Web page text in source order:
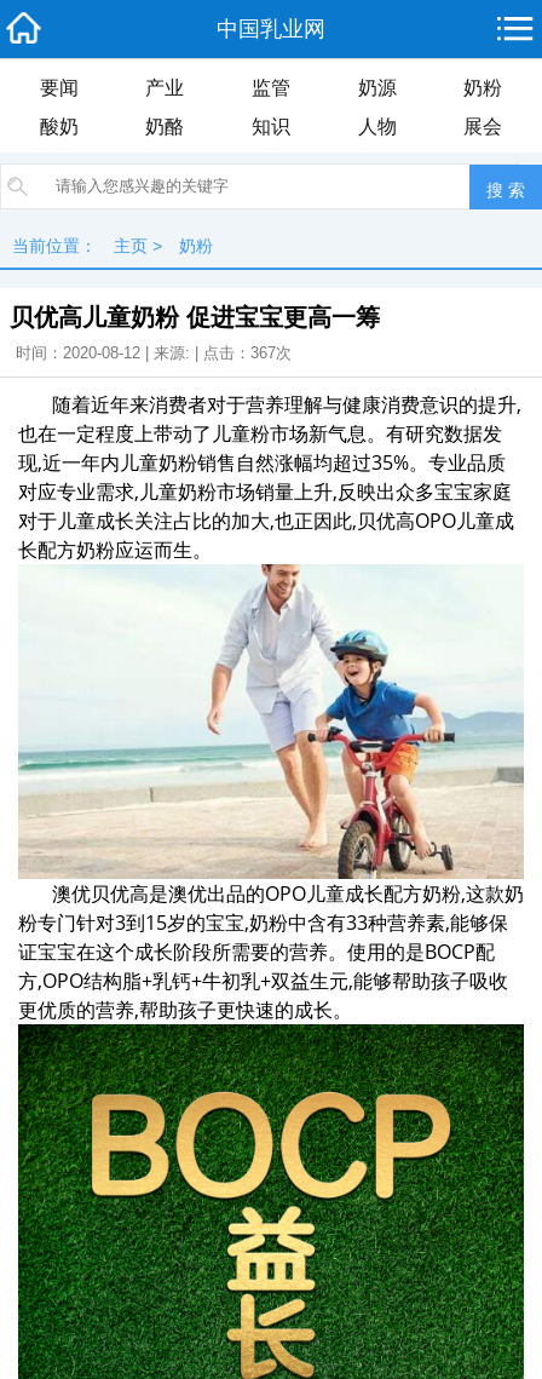
中国乳业网
要闻 产业 监管 奶源
奶粉
酸奶
奶酪 知识 人物 展会
当前位置： 主页 > 奶粉
贝优高儿童奶粉 促进宝宝更高一筹
时间：2020-08-12 | 来源: | 点击： 367次
随着近年来消费者对于营养理解与健康消费意识的提升,
也在一定程度上带动了儿童粉市场新气息。有研究数据发
现,近一年内儿童奶粉销售自然涨幅均超过35%。专业品质
对应专业需求,儿童奶粉市场销量上升,反映出众多宝宝家庭
对于儿童成长关注占比的加大,也正因此,贝优高OPO儿童成
长配方奶粉应运而生。
澳优贝优高是澳优出品的OPO儿童成长配方奶粉,这款奶
粉专门针对3到15岁的宝宝,奶粉中含有33种营养素,能够保
证宝宝在这个成长阶段所需要的营养。使用的是BOCP配
方,OPO结构脂+乳钙+牛初乳+双益生元,能够帮助孩子吸收
更优质的营养,帮助孩子更快速的成长。